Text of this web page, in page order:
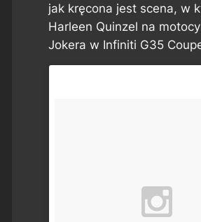
jak kręcona jest scena, w
Harleen Quinzel na
Jokera w Infiniti G35